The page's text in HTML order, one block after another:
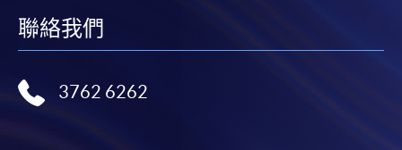
聯絡我們
3762 6262